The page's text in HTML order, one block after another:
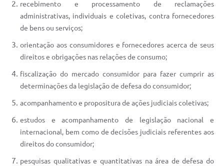
recebimento e processamento de reclamações
administrativas, individuais e coletivas, contra fornecedores
de bens ou serviços;
orientação aos consumidores e fornecedores acerca de seus
direitos e obrigações nas relações de consumo;
fiscalização do mercado consumidor para fazer cumprir as
determinações da legislação de defesa do consumidor;
acompanhamento e propositura de ações judiciais coletivas;
estudos e acompanhamento de legislação nacional e
internacional, bem como de decisões judiciais referentes aos
direitos do consumidor;
pesquisas qualitativas e quantitativas na área de defesa do